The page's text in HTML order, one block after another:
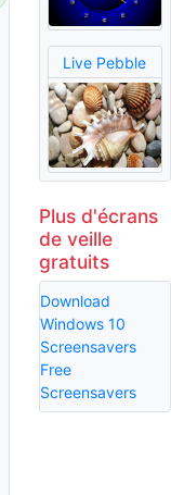
Live Pebble
Plus d'écrans
de veille
gratuits
Download
Windows 10
Screensavers
Free
Screensavers